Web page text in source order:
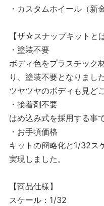
・カスタムホイール（新
【ザ☆スナップキットとは
・塗装不要
ボディ色をプラスチック
り、塗装不要となりました
ツヤツヤのボディも見ど
・接着剤不要
はめ込み式を採用する事
・お手頃価格
キットの簡略化と1/32ス
実現しました。
【商品仕様】
スケール：1/32